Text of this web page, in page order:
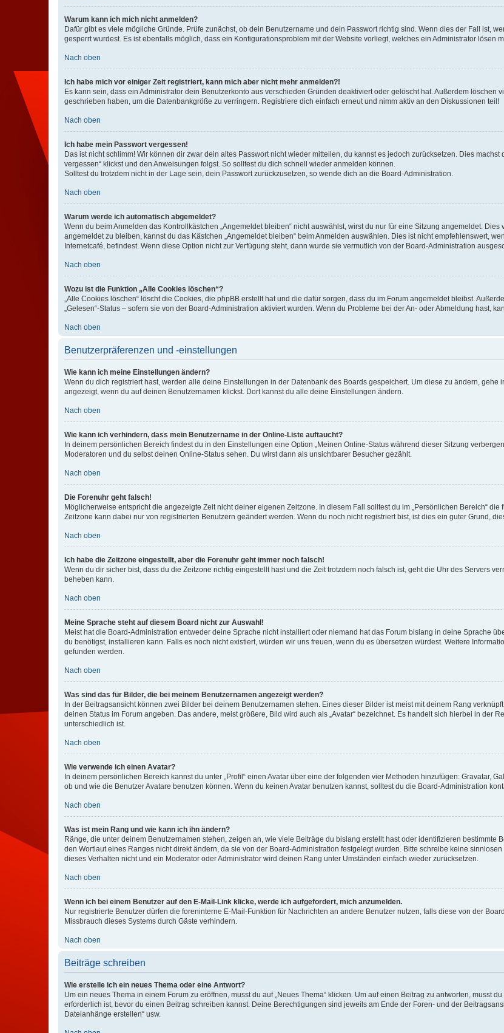
Warum kann ich mich nicht anmelden?
Dafür gibt es viele mögliche Gründe. Prüfe zunächst, ob dein Benutzername und dein Passwort richtig sind. Wenn dies der Fall ist,
gesperrt wurdest. Es ist ebenfalls möglich, dass ein Konfigurationsproblem mit der Website vorliegt, welches ein Administrator lösen
Nach oben
Ich habe mich vor einiger Zeit registriert, kann mich aber nicht mehr anmelden?!
Es kann sein, dass ein Administrator dein Benutzerkonto aus verschieden Gründen deaktiviert oder gelöscht hat. Außerdem löschen
geschrieben haben, um die Datenbankgröße zu verringern. Registriere dich einfach erneut und nimm aktiv an den Diskussionen teil!
Nach oben
Ich habe mein Passwort vergessen!
Das ist nicht schlimm! Wir können dir zwar dein altes Passwort nicht wieder mitteilen, du kannst es jedoch zurücksetzen. Dies
vergessen“ klickst und den Anweisungen folgst. So solltest du dich schnell wieder anmelden können.
Solltest du trotzdem nicht in der Lage sein, dein Passwort zurückzusetzen, so wende dich an die Board-Administration.
Nach oben
Warum werde ich automatisch abgemeldet?
Wenn du beim Anmelden das Kontrollkästchen „Angemeldet bleiben“ nicht auswählst, wirst du nur für eine Sitzung angemeldet.
angemeldet zu bleiben, kannst du das Kästchen „Angemeldet bleiben“ beim Anmelden auswählen. Dies ist nicht empfehlenswert,
Internetcafé, befindest. Wenn diese Option nicht zur Verfügung steht, dann wurde sie vermutlich von der Board-Administration
Nach oben
Wozu ist die Funktion „Alle Cookies löschen“?
„Alle Cookies löschen“ löscht die Cookies, die phpBB erstellt hat und die dafür sorgen, dass du im Forum angemeldet bleibst.
„Gelesen“-Status – sofern sie von der Board-Administration aktiviert wurden. Wenn du Probleme bei der An- oder Abmeldung hast,
Nach oben
Benutzerpräferenzen und -einstellungen
Wie kann ich meine Einstellungen ändern?
Wenn du dich registriert hast, werden alle deine Einstellungen in der Datenbank des Boards gespeichert. Um diese zu ändern, gehe
angezeigt, wenn du auf deinen Benutzernamen klickst. Dort kannst du alle deine Einstellungen ändern.
Nach oben
Wie kann ich verhindern, dass mein Benutzername in der Online-Liste auftaucht?
In deinem persönlichen Bereich findest du in den Einstellungen eine Option „Meinen Online-Status während dieser Sitzung
Moderatoren und du selbst deinen Online-Status sehen. Du wirst dann als unsichtbarer Besucher gezählt.
Nach oben
Die Forenuhr geht falsch!
Möglicherweise entspricht die angezeigte Zeit nicht deiner eigenen Zeitzone. In diesem Fall solltest du im „Persönlichen Bereich“
Zeitzone kann dabei nur von registrierten Benutzern geändert werden. Wenn du noch nicht registriert bist, ist dies ein guter Grund,
Nach oben
Ich habe die Zeitzone eingestellt, aber die Forenuhr geht immer noch falsch!
Wenn du dir sicher bist, dass du die Zeitzone richtig eingestellt hast und die Zeit trotzdem noch falsch ist, geht die Uhr des Servers
beheben kann.
Nach oben
Meine Sprache steht auf diesem Board nicht zur Auswahl!
Meist hat die Board-Administration entweder deine Sprache nicht installiert oder niemand hat das Forum bislang in deine Sprache
du benötigst, installieren kann. Falls es noch nicht existiert, würden wir uns freuen, wenn du es übersetzen würdest. Weitere
gefunden werden.
Nach oben
Was sind das für Bilder, die bei meinem Benutzernamen angezeigt werden?
In der Beitragsansicht können zwei Bilder bei deinem Benutzernamen stehen. Eines dieser Bilder ist meist mit deinem Rang
deinen Status im Forum angeben. Das andere, meist größere, Bild wird auch als „Avatar“ bezeichnet. Es handelt sich hierbei in der
unterschiedlich ist.
Nach oben
Wie verwende ich einen Avatar?
In deinem persönlichen Bereich kannst du unter „Profil“ einen Avatar über eine der folgenden vier Methoden hinzufügen: Gravatar,
ob und wie die Benutzer Avatare benutzen können. Wenn du keinen Avatar benutzen kannst, solltest du die Board-Administration
Nach oben
Was ist mein Rang und wie kann ich ihn ändern?
Ränge, die unter deinem Benutzernamen stehen, zeigen an, wie viele Beiträge du bislang erstellt hast oder identifizieren bestimmte
den Wortlaut eines Ranges nicht direkt ändern, da sie von der Board-Administration festgelegt wurden. Bitte schreibe keine
dieses Verhalten nicht und ein Moderator oder Administrator wird deinen Rang unter Umständen einfach wieder zurücksetzen.
Nach oben
Wenn ich bei einem Benutzer auf den E-Mail-Link klicke, werde ich aufgefordert, mich anzumelden.
Nur registrierte Benutzer dürfen die foreninterne E-Mail-Funktion für Nachrichten an andere Benutzer nutzen, falls diese von der
Missbrauch dieses Systems durch Gäste verhindern.
Nach oben
Beiträge schreiben
Wie erstelle ich ein neues Thema oder eine Antwort?
Um ein neues Thema in einem Forum zu eröffnen, musst du auf „Neues Thema“ klicken. Um auf einen Beitrag zu antworten, musst
erforderlich ist, bevor du einen Beitrag schreiben kannst. Deine Berechtigungen sind jeweils am Ende der Foren- und der
Dateianhänge erstellen“ usw.